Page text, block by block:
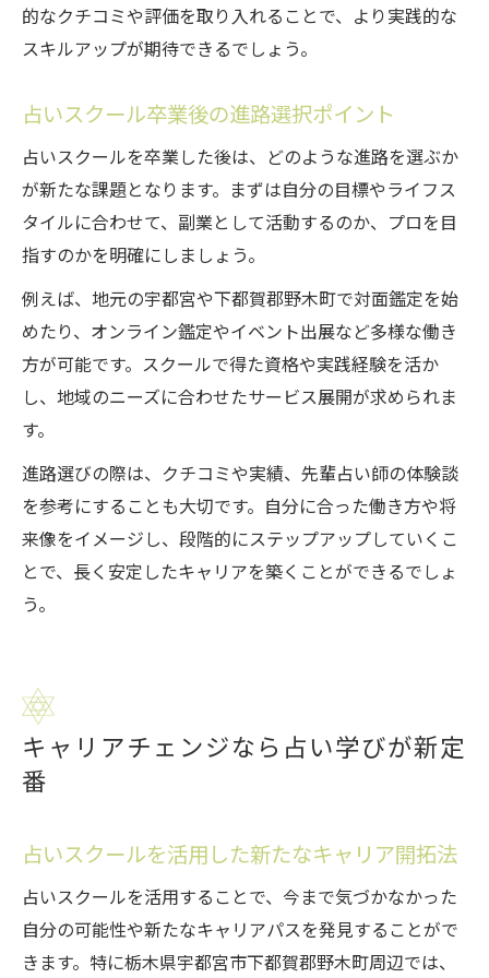
的なクチコミや評価を取り入れることで、より実践的な
スキルアップが期待できるでしょう。
占いスクール卒業後の進路選択ポイント
占いスクールを卒業した後は、どのような進路を選ぶか
が新たな課題となります。まずは自分の目標やライフス
タイルに合わせて、副業として活動するのか、プロを目
指すのかを明確にしましょう。
例えば、地元の宇都宮や下都賀郡野木町で対面鑑定を始
めたり、オンライン鑑定やイベント出展など多様な働き
方が可能です。スクールで得た資格や実践経験を活か
し、地域のニーズに合わせたサービス展開が求められま
す。
進路選びの際は、クチコミや実績、先輩占い師の体験談
を参考にすることも大切です。自分に合った働き方や将
来像をイメージし、段階的にステップアップしていくこ
とで、長く安定したキャリアを築くことができるでしょ
う。
キャリアチェンジなら占い学びが新定
番
占いスクールを活用した新たなキャリア開拓法
占いスクールを活用することで、今まで気づかなかった
自分の可能性や新たなキャリアパスを発見することがで
きます。特に栃木県宇都宮市下都賀郡野木町周辺では、